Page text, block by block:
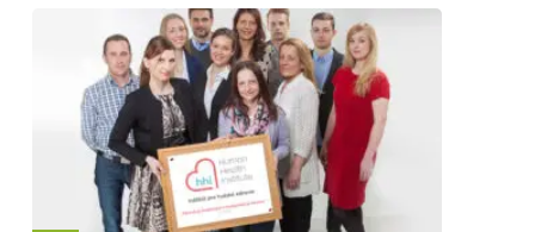
ŠPORT
KULTÚRA
FOTKY
VIDEO
MIX